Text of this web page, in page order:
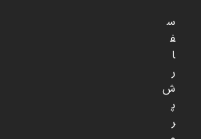
س
ف
ا
ر
ش
پ
ر